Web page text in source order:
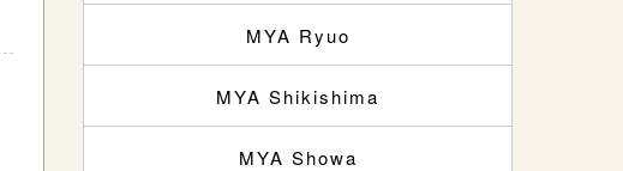
MYA Ryuo
MYA Shikishima
MYA Showa